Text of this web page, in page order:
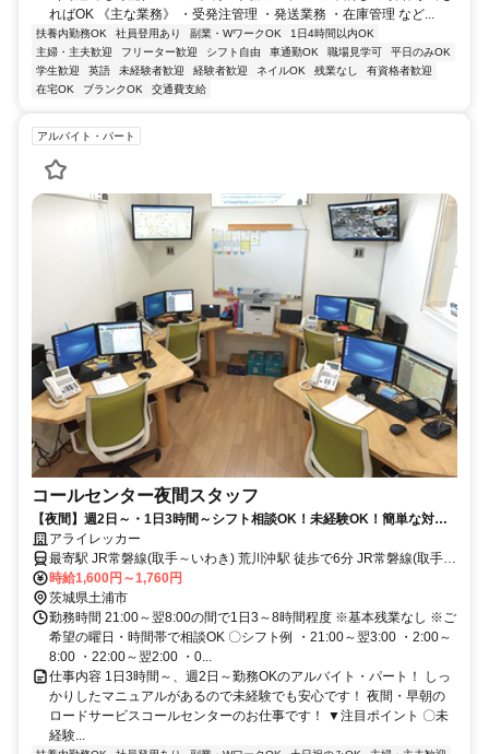
ればOK 《主な業務》 ・受発注管理 ・発送業務 ・在庫管理 など...
扶養内勤務OK 社員登用あり 副業・WワークOK
1日4時間以内OK
主婦・主夫歓迎
フリーター歓迎 シフト自由 車通勤OK 職場見学可
平日のみOK
学生歓迎
英語 未経験者歓迎 経験者歓迎 ネイルOK 残業なし
有資格者歓迎
在宅OK
ブランクOK 交通費支給
アルバイト・パート
コールセンター夜間スタッフ
【夜間】週2日～・1日3時間～シフト相談OK！未経験OK！簡単な対応
からスタート！テレアポなし！
アライレッカー
最寄駅 JR常磐線(取手～いわき) 荒川沖駅 徒歩で6分 JR常磐線(取手～
いわき) 荒川沖駅 車で2分
時給1,600円～1,760円
茨城県土浦市
勤務時間 21:00～翌8:00の間で1日3～8時間程度 ※基本残業なし ※ご
希望の曜日・時間帯で相談OK 〇シフト例 ・21:00～翌3:00 ・2:00～
8:00 ・22:00～翌2:00 ・0...
仕事内容 1日3時間～、週2日～勤務OKのアルバイト・パート！ しっ
かりしたマニュアルがあるので未経験でも安心です！ 夜間・早朝の
ロードサービスコールセンターのお仕事です！ ▼注目ポイント 〇未
経験...